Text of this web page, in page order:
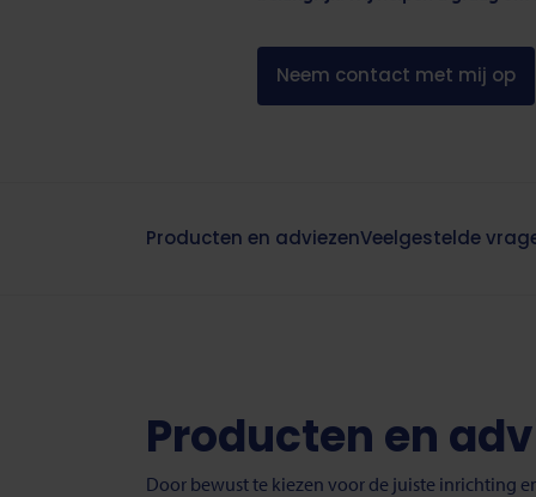
Neem contact met mij op
Producten en adviezenVeelgestelde
Producten en
Door bewust te kiezen voor de juiste inrichting